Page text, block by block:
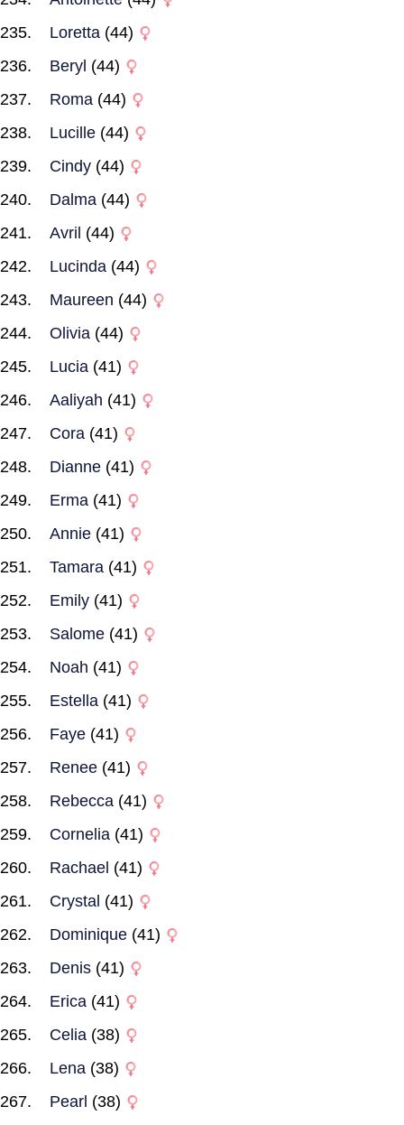
Loretta (44)
Beryl (44)
Roma (44)
Lucille (44)
Cindy (44)
Dalma (44)
Avril (44)
Lucinda (44)
Maureen (44)
Olivia (44)
Lucia (41)
Aaliyah (41)
Cora (41)
Dianne (41)
Erma (41)
Annie (41)
Tamara (41)
Emily (41)
Salome (41)
Noah (41)
Estella (41)
Faye (41)
Renee (41)
Rebecca (41)
Cornelia (41)
Rachael (41)
Crystal (41)
Dominique (41)
Denis (41)
Erica (41)
Celia (38)
Lena (38)
Pearl (38)